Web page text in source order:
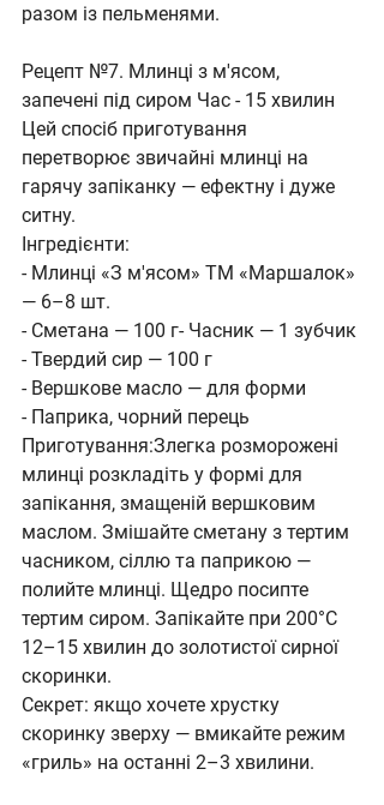
разом із пельменями.
Рецепт №7. Млинці з м'ясом,
запечені під сиром Час - 15 хвилин
Цей спосіб приготування
перетворює звичайні млинці на
гарячу запіканку — ефектну і дуже
ситну.
Інгредієнти:
- Млинці «З м'ясом» ТМ «Маршалок»
— 6–8 шт.
- Сметана — 100 г- Часник — 1 зубчик
- Твердий сир — 100 г
- Вершкове масло — для форми
- Паприка, чорний перець
Приготування:Злегка розморожені
млинці розкладіть у формі для
запікання, змащеній вершковим
маслом. Змішайте сметану з тертим
часником, сіллю та паприкою —
полийте млинці. Щедро посипте
тертим сиром. Запікайте при 200°С
12–15 хвилин до золотистої сирної
скоринки.
Секрет: якщо хочете хрустку
скоринку зверху — вмикайте режим
«гриль» на останні 2–3 хвилини.